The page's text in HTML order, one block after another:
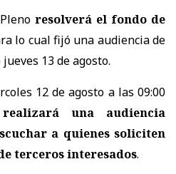
resolverá el fondo de
lo cual fijó una audiencia de
13 de agosto.
12 de agosto a las 09:00
una audiencia
a quienes soliciten
terceros interesados.